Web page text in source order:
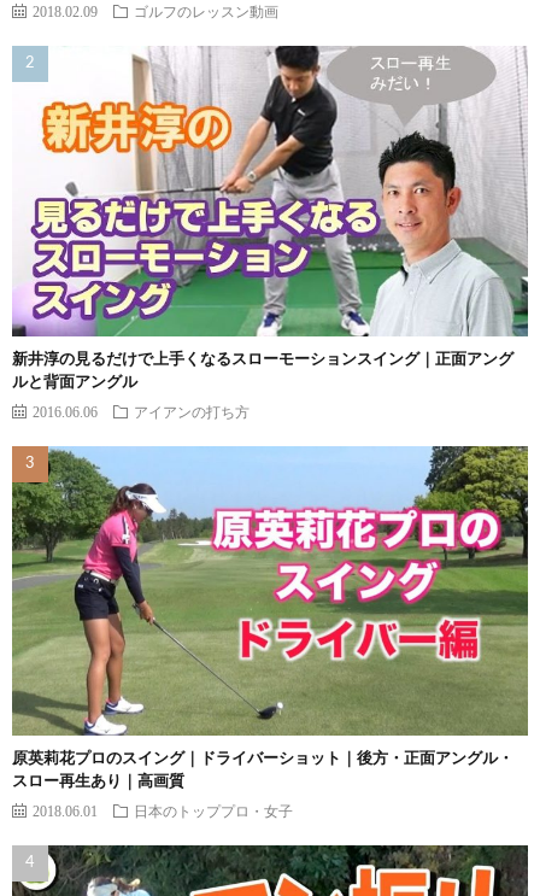
2018.02.09 ゴルフのレッスン動画
新井淳の見るだけで上手くなるスローモーションスイング｜正面アング
ルと背面アングル
2016.06.06 アイアンの打ち方
原英莉花プロのスイング｜ドライバーショット｜後方・正面アングル・
スロー再生あり｜高画質
2018.06.01 日本のトッププロ・女子